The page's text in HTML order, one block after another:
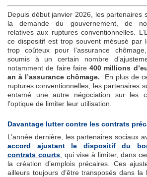
Depuis début janvier 2026, les partenaires
la demande du gouvernement, de
relatives aux ruptures conventionnelles.
ce dispositif est trop souvent mésusé par
trop coûteux pour l’assurance
soumis à un certain nombre
notamment de faire faire 400 millions
an à l’assurance chômage. En plus de
ruptures conventionnelles, les partenaires
entamé une autre négociation sur les
l’optique de limiter leur utilisation.
Davantage lutter contre les contrats
L’année dernière, les partenaires sociaux
accord ajustant le dispositif du
contrats courts , qui vise à limiter, dans
la création d’emplois précaires. Ces
ailleurs toujours d’être transposés dans la